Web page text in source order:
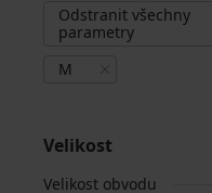
Odstranit všechny
parametry
M
Velikost
Velikost obvodu